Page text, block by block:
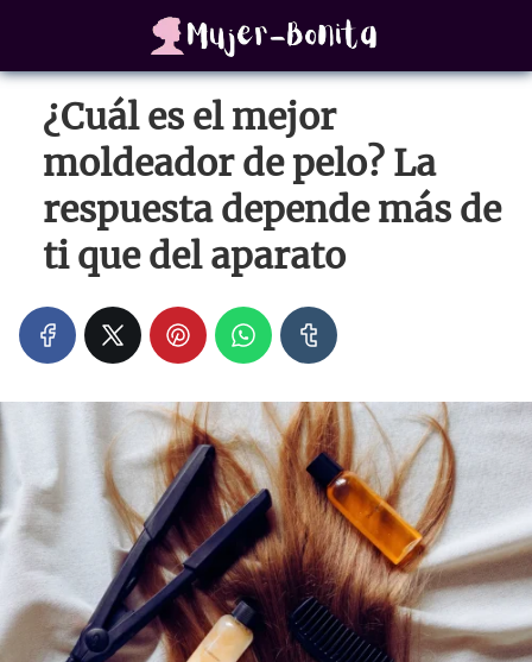
¿Cuál es el mejor
moldeador de pelo? La
respuesta depende más de
ti que del aparato